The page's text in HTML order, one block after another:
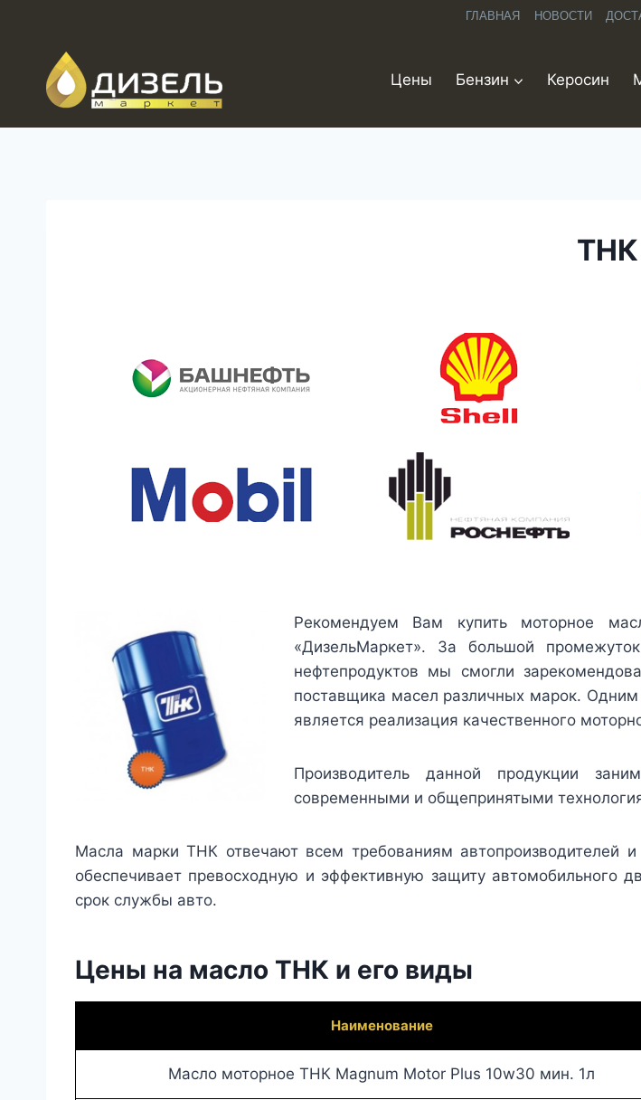
содержанию
ГЛАВНАЯ НОВОСТИ
Цены Бензин Керосин
ТНК
Рекомендуем Вам купить моторное
«ДизельМаркет». За большой
нефтепродуктов мы смогли
поставщика масел различных марок.
является реализация качественного
Производитель данной продукции
современными и общепринятыми
Масла марки ТНК отвечают всем требованиям автопроизводителей
обеспечивает превосходную и эффективную защиту автомобильного
срок службы авто.
Цены на масло ТНК и его виды
Наименование
Масло моторное ТНК Magnum Motor Plus 10w30 мин. 1л